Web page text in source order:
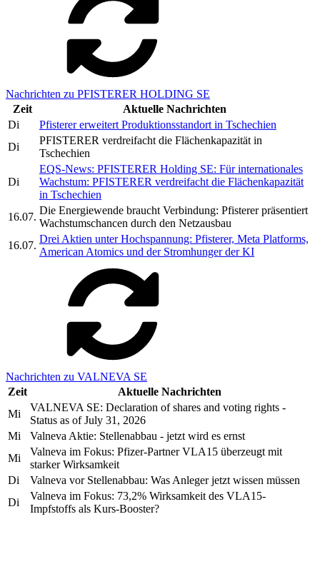
Nachrichten zu PFISTERER HOLDING SE
Zeit
Aktuelle Nachrichten
Di
Pfisterer erweitert Produktionsstandort in Tschechien
Di
PFISTERER verdreifacht die Flächenkapazität in
Tschechien
Di
EQS-News: PFISTERER Holding SE: Für internationales
Wachstum: PFISTERER verdreifacht die Flächenkapazität
in Tschechien
16.07.
Die Energiewende braucht Verbindung: Pfisterer präsentiert
Wachstumschancen durch den Netzausbau
16.07.
Drei Aktien unter Hochspannung: Pfisterer, Meta Platforms,
American Atomics und der Stromhunger der KI
Nachrichten zu VALNEVA SE
Zeit
Aktuelle Nachrichten
Mi
VALNEVA SE: Declaration of shares and voting rights -
Status as of July 31, 2026
Mi
Valneva Aktie: Stellenabbau - jetzt wird es ernst
Mi
Valneva im Fokus: Pfizer-Partner VLA15 überzeugt mit
starker Wirksamkeit
Di
Valneva vor Stellenabbau: Was Anleger jetzt wissen müssen
Di
Valneva im Fokus: 73,2% Wirksamkeit des VLA15-
Impfstoffs als Kurs-Booster?